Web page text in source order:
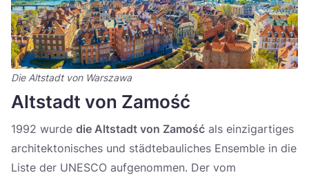
Die Altstadt von Warszawa
Altstadt von Zamość
1992 wurde die Altstadt von Zamość als einzigartiges
architektonisches und städtebauliches Ensemble in die
Liste der UNESCO aufgenommen. Der vom